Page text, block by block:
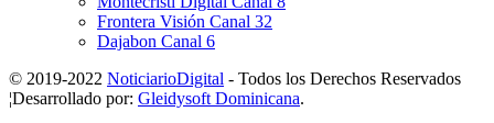
Frontera Visión Canal 32
Dajabon Canal 6
© 2019-2022 NoticiarioDigital - Todos los Derechos Reservados
¦Desarrollado por: Gleidysoft Dominicana.